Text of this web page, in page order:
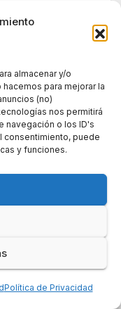
almacenar y/o
para mejorar la
(no)
nos permitirá
navegación o los ID's
consentimiento, puede
y funciones.
Política de Privacidad
a casa
la compra en el
las estafas